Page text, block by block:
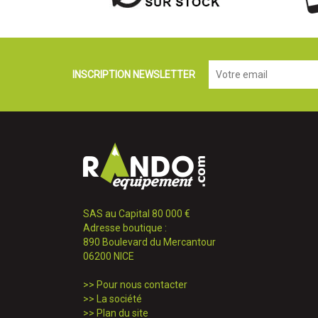
INSCRIPTION NEWSLETTER
SAS au Capital 80 000 €
Adresse boutique :
890 Boulevard du Mercantour
06200 NICE
>> Pour nous contacter
>> La société
>> Plan du site